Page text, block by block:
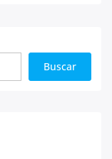
Buscar